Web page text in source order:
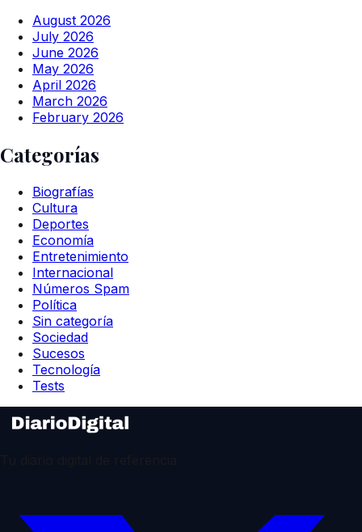
August 2026
July 2026
June 2026
May 2026
April 2026
March 2026
February 2026
Categorías
Biografías
Cultura
Deportes
Economía
Entretenimiento
Internacional
Números Spam
Política
Sin categoría
Sociedad
Sucesos
Tecnología
Tests